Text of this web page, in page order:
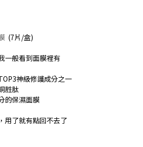
(7片/盒)
一般看到面膜裡有
神級修護成分之一
胜肽
的保濕面膜
用了就有點回不去了